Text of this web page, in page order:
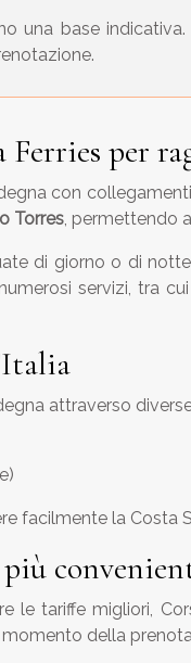
una base
Ferries per
con
Torres , permettendo
di giorno o di
servizi, tra
attraverso
facilmente la Costa
le tariffe migliori,
della